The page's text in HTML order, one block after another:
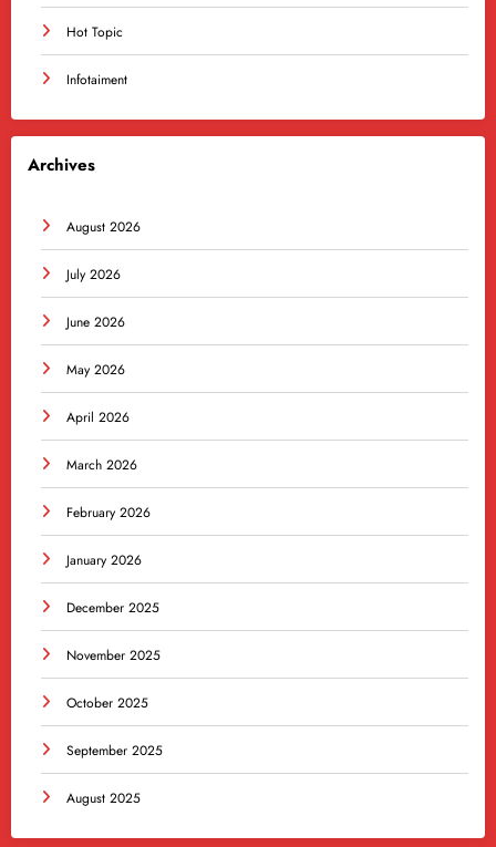
Hot Topic
Infotaiment
Archives
August 2026
July 2026
June 2026
May 2026
April 2026
March 2026
February 2026
January 2026
December 2025
November 2025
October 2025
September 2025
August 2025